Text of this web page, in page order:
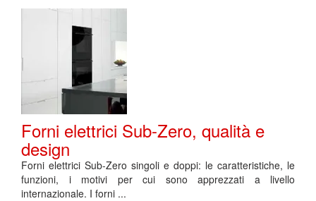
Forni elettrici Sub-Zero, qualità e
design
Forni elettrici Sub-Zero singoli e doppi: le caratteristiche, le
funzioni, i motivi per cui sono apprezzati a livello
internazionale. I forni ...